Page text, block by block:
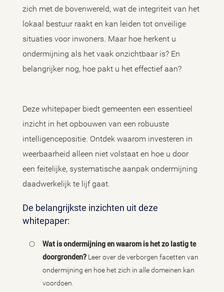
zich met de bovenwereld, wat de integriteit van het
lokaal bestuur raakt en kan leiden tot onveilige
situaties voor inwoners. Maar hoe herkent u
ondermijning als het vaak onzichtbaar is? En
belangrijker nog, hoe pakt u het effectief aan?
Deze whitepaper biedt gemeenten een essentieel
inzicht in het opbouwen van een robuuste
intelligencepositie. Ontdek waarom investeren in
weerbaarheid alleen niet volstaat en hoe u door
een feitelijke, systematische aanpak ondermijning
daadwerkelijk te lijf gaat.
De belangrijkste inzichten uit deze
whitepaper:
Wat is ondermijning en waarom is het zo lastig te
doorgronden? Leer over de verborgen facetten van
ondermijning en hoe het zich in alle domeinen kan
voordoen.